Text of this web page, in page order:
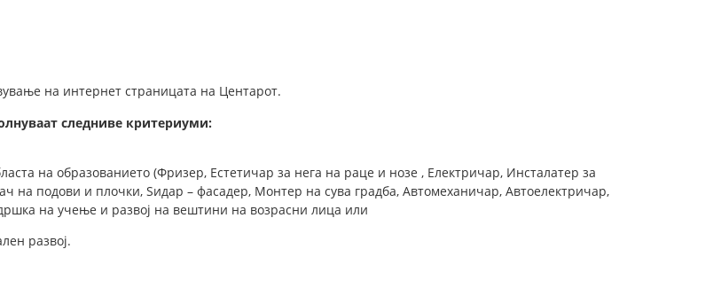
на интернет страницата на Центарот.
следниве критериуми:
на образованието (Фризер, Естетичар за нега на раце и нозе , Електричар, Инсталатер за
на подови и плочки, Ѕидар – фасадер, Монтер на сува градба, Автомеханичар, Автоелектричар,
на учење и развој на вештини на возрасни лица или
развој.